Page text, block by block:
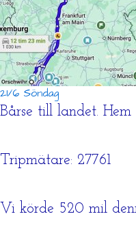
21/6 Söndag
Bårse till landet.
Tripmätare: 27761
Vi körde 520 mil